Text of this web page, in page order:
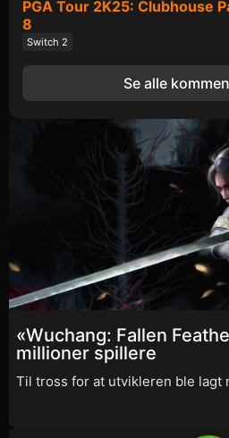
PGA Tour 2K25: Clubhouse
8
Switch 2
Se alle
«Wuchang: Fallen
millioner spillere
Til tross for at utvikleren ble lagt